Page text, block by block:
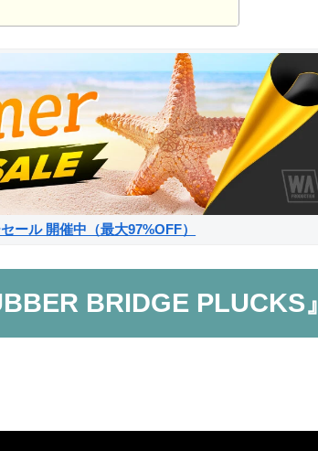
ール 開催中（最大97%OFF）
BRIDGE PLUCKS』